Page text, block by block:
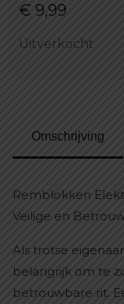
€ 9,99
Uitverkocht
Omschrijving
Remblokken
Veilige en
Als trotse
belangrijk om te
betrouwbare rit.